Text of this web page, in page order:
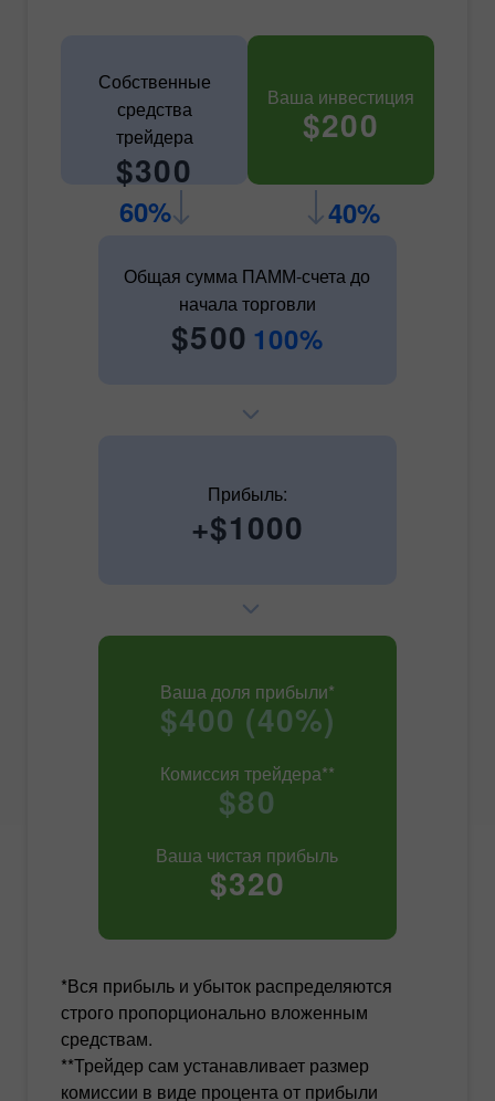
Ваша инвестиция
$200
Собственные
средства
трейдера
$300
Общая сумма ПАММ-счета до
начала торговли
$500 100%
40%
60%
Прибыль:
+$1000
Ваша доля прибыли*
$400 (40%)
Комиссия трейдера**
$80
Ваша чистая прибыль
$320
*Вся прибыль и убыток распределяются
строго пропорционально вложенным
средствам.
**Трейдер сам устанавливает размер
комиссии в виде процента от прибыли